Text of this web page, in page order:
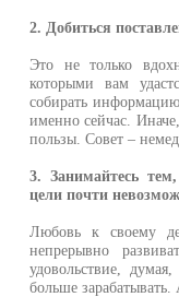
2. Добиться
Это не только
которыми вам
собирать
именно сейчас.
пользы. Совет –
3. Занимайтесь
цели почти
Любовь к своему
непрерывно
удовольствие,
больше